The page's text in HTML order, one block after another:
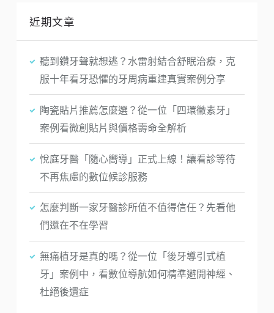
近期文章
聽到鑽牙聲就想逃？水雷射結合舒眠治療，克
服十年看牙恐懼的牙周病重建真實案例分享
陶瓷貼片推薦怎麼選？從一位「四環黴素牙」
案例看微創貼片與價格壽命全解析
悅庭牙醫「隨心嚮導」正式上線！讓看診等待
不再焦慮的數位候診服務
怎麼判斷一家牙醫診所值不值得信任？先看他
們還在不在學習
無痛植牙是真的嗎？從一位「後牙導引式植
牙」案例中，看數位導航如何精準避開神經、
杜絕後遺症